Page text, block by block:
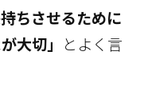
ちさせるために
大切」 とよく言